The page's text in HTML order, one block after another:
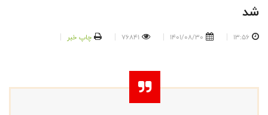
شد
13:56
1401/08/30
76841 چاپ خبر